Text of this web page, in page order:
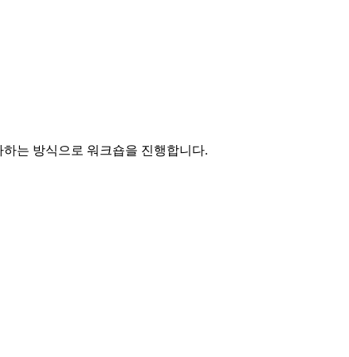
는 방식으로 워크숍을 진행합니다.